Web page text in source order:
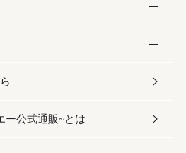
子
クテル
ー公式通販~とは